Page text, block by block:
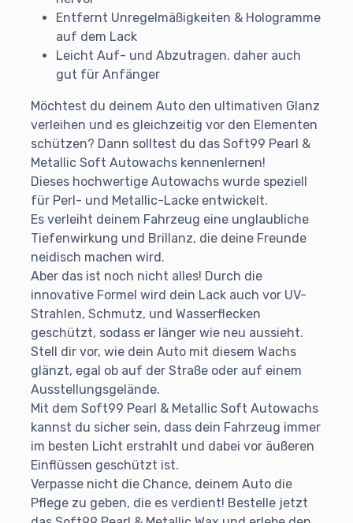
Entfernt Unregelmäßigkeiten & Hologramme
auf dem Lack
Leicht Auf- und Abzutragen. daher auch
gut für Anfänger
Möchtest du deinem Auto den ultimativen Glanz
verleihen und es gleichzeitig vor den Elementen
schützen? Dann solltest du das Soft99 Pearl &
Metallic Soft Autowachs kennenlernen!
Dieses hochwertige Autowachs wurde speziell
für Perl- und Metallic-Lacke entwickelt.
Es verleiht deinem Fahrzeug eine unglaubliche
Tiefenwirkung und Brillanz, die deine Freunde
neidisch machen wird.
Aber das ist noch nicht alles! Durch die
innovative Formel wird dein Lack auch vor UV-
Strahlen, Schmutz, und Wasserflecken
geschützt, sodass er länger wie neu aussieht.
Stell dir vor, wie dein Auto mit diesem Wachs
glänzt, egal ob auf der Straße oder auf einem
Ausstellungsgelände.
Mit dem Soft99 Pearl & Metallic Soft Autowachs
kannst du sicher sein, dass dein Fahrzeug immer
im besten Licht erstrahlt und dabei vor äußeren
Einflüssen geschützt ist.
Verpasse nicht die Chance, deinem Auto die
Pflege zu geben, die es verdient! Bestelle jetzt